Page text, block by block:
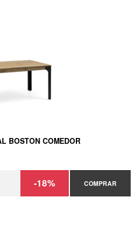
BOSTON COMEDOR
-18% COMPRAR